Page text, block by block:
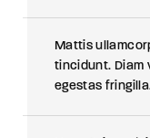
Mattis
tincidunt. Diam
egestas